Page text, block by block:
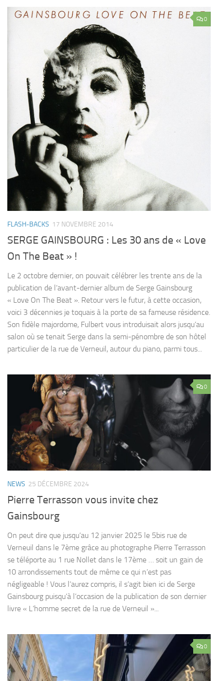
0
FLASH-BACKS 17 NOVEMBRE 2014
SERGE GAINSBOURG : Les 30 ans de « Love
On The Beat » !
Le 2 octobre dernier, on pouvait célébrer les trente ans de la
publication de l’avant-dernier album de Serge Gainsbourg
« Love On The Beat ». Retour vers le futur, à cette occasion,
voici 3 décennies je toquais à la porte de sa fameuse résidence.
Son fidèle majordome, Fulbert vous introduisait alors jusqu’au
salon où se tenait Serge dans la semi-pénombre de son hôtel
particulier de la rue de Verneuil, autour du piano, parmi tous...
0
NEWS 25 DÉCEMBRE 2024
Pierre Terrasson vous invite chez
Gainsbourg
On peut dire que jusqu’au 12 janvier 2025 le 5bis rue de
Verneuil dans le 7ème grâce au photographe Pierre Terrasson
se téléporte au 1 rue Nollet dans le 17ème … soit un gain de
10 arrondissements tout de même ce qui n’est pas
négligeable ! Vous l’aurez compris, il s’agit bien ici de Serge
Gainsbourg puisqu’à l’occasion de la publication de son dernier
livre « L’homme secret de la rue de Verneuil »...
0